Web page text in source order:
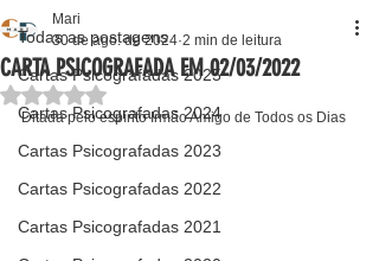
Todas as postagens
Cartas Psicografadas 2025
Cartas Psicografadas 2024
Cartas Psicografadas 2023
Cartas Psicografadas 2022
Cartas Psicografadas 2021
CARTA PSICOGRAFADA EM 02/03/2022
Mari
30 de ago. de 2024 2 min de leitura
Avaliado com NaN de 5 estrelas.
Ditada pelo espírito Irmão Amigo de Todos os Dias